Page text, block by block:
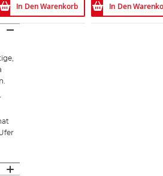
In Den Warenkorb In Den